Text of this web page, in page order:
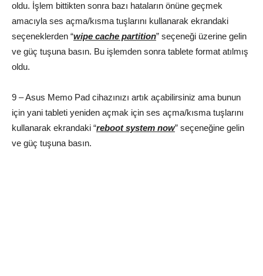
oldu. İşlem bittikten sonra bazı hataların önüne geçmek
amacıyla ses açma/kısma tuşlarını kullanarak ekrandaki
seçeneklerden “wipe cache partition” seçeneği üzerine gelin
ve güç tuşuna basın. Bu işlemden sonra tablete format atılmış
oldu.
9 – Asus Memo Pad cihazınızı artık açabilirsiniz ama bunun
için yani tableti yeniden açmak için ses açma/kısma tuşlarını
kullanarak ekrandaki “reboot system now” seçeneğine gelin
ve güç tuşuna basın.